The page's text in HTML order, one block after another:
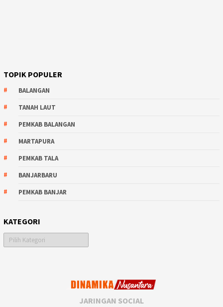
TOPIK POPULER
BALANGAN
TANAH LAUT
PEMKAB BALANGAN
MARTAPURA
PEMKAB TALA
BANJARBARU
PEMKAB BANJAR
KATEGORI
Kategori
JARINGAN SOCIAL